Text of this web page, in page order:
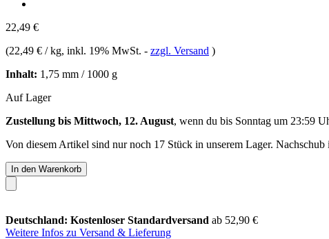
22,49 €
(22,49 € / kg, inkl. 19% MwSt. - zzgl. Versand )
Inhalt: 1,75 mm / 1000 g
Auf Lager
Zustellung bis Mittwoch, 12. August, wenn du bis Sonntag um 23:59
Von diesem Artikel sind nur noch 17 Stück in unserem Lager.
In den Warenkorb
Deutschland: Kostenloser Standardversand ab 52,90 €
Weitere Infos zu Versand & Lieferung